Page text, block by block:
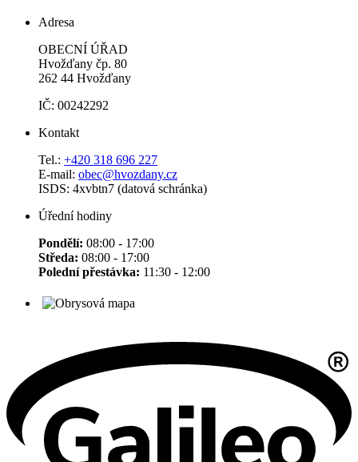
Adresa
OBECNÍ ÚŘAD
Hvožďany čp. 80
262 44 Hvožďany
IČ: 00242292
Kontakt
Tel.: +420 318 696 227
E-mail: obec@hvozdany.cz
ISDS: 4xvbtn7 (datová schránka)
Úřední hodiny
Pondělí: 08:00 - 17:00
Středa: 08:00 - 17:00
Polední přestávka: 11:30 - 12:00